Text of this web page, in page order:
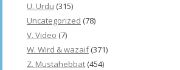
U. Urdu (315)
Uncategorized (78)
V. Video (7)
W. Wird & wazaif(371)
Z. Mustahebbat (454)